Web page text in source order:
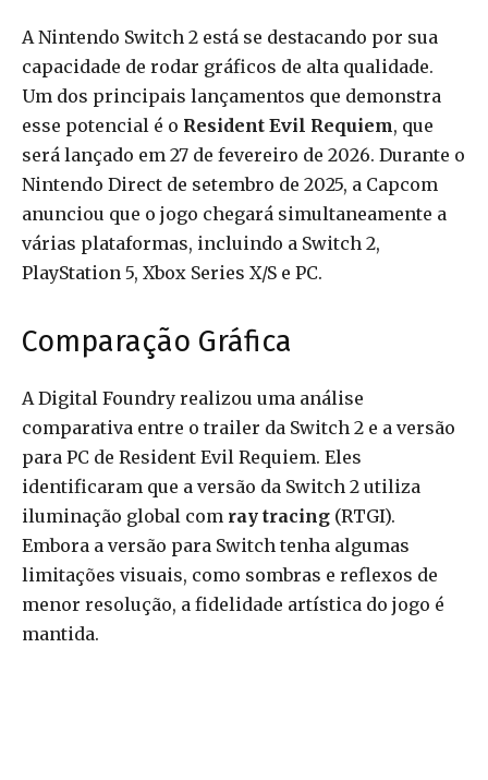
A Nintendo Switch 2 está se destacando por sua
capacidade de rodar gráficos de alta qualidade.
Um dos principais lançamentos que demonstra
esse potencial é o Resident Evil Requiem, que
será lançado em 27 de fevereiro de 2026. Durante o
Nintendo Direct de setembro de 2025, a Capcom
anunciou que o jogo chegará simultaneamente a
várias plataformas, incluindo a Switch 2,
PlayStation 5, Xbox Series X/S e PC.
Comparação Gráfica
A Digital Foundry realizou uma análise
comparativa entre o trailer da Switch 2 e a versão
para PC de Resident Evil Requiem. Eles
identificaram que a versão da Switch 2 utiliza
iluminação global com ray tracing (RTGI).
Embora a versão para Switch tenha algumas
limitações visuais, como sombras e reflexos de
menor resolução, a fidelidade artística do jogo é
mantida.